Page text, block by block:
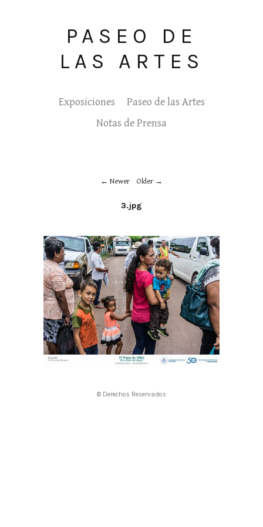
PASEO DE
LAS ARTES
Exposiciones
Paseo de las Artes
Notas de Prensa
Newer Older
3.jpg
© Derechos Reservados